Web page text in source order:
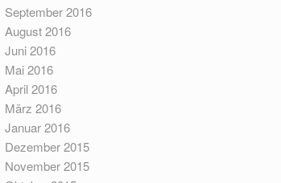
September 2016
August 2016
Juni 2016
Mai 2016
April 2016
März 2016
Januar 2016
Dezember 2015
November 2015